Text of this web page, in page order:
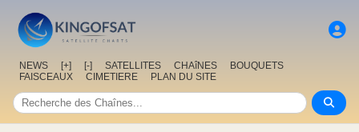
NEWS [+] [-] SATELLITES CHAîNES
BOUQUETS
FAISCEAUX
CIMETIERE PLAN DU SITE